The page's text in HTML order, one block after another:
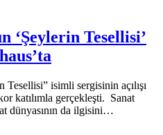
‘Şeylerin Tesellisi’
isimli sergisinin açılışı
katılımla gerçekleşti. Sanat
dünyasının da ilgisini…